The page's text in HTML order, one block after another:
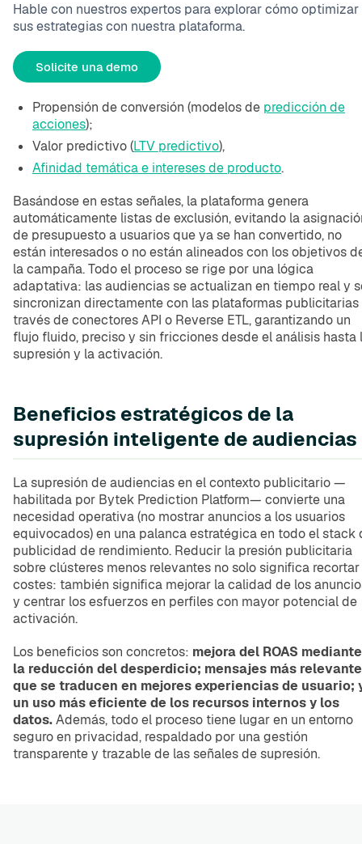
Hable con nuestros expertos para explorar cómo optimizar
sus estrategias con nuestra plataforma.
Solicite una demo
Propensión de conversión (modelos de predicción de
acciones);
Valor predictivo (LTV predictivo),
Afinidad temática e intereses de producto.
Basándose en estas señales, la plataforma genera
automáticamente listas de exclusión, evitando la
de presupuesto a usuarios que ya se han convertido, no
están interesados o no están alineados con los objetivos
la campaña. Todo el proceso se rige por una lógica
adaptativa: las audiencias se actualizan en tiempo real y
sincronizan directamente con las plataformas publicitarias
través de conectores API o Reverse ETL, garantizando un
flujo fluido, preciso y sin fricciones desde el análisis hasta
supresión y la activación.
Beneficios estratégicos de la
supresión inteligente de audiencias
La supresión de audiencias en el contexto publicitario —
habilitada por Bytek Prediction Platform— convierte una
necesidad operativa (no mostrar anuncios a los usuarios
equivocados) en una palanca estratégica en todo el stack
publicidad de rendimiento. Reducir la presión publicitaria
sobre clústeres menos relevantes no solo significa recortar
costes: también significa mejorar la calidad de los
y centrar los esfuerzos en perfiles con mayor potencial de
activación.
Los beneficios son concretos: mejora del ROAS mediante
la reducción del desperdicio; mensajes más
que se traducen en mejores experiencias de usuario;
un uso más eficiente de los recursos internos y los
datos.Además, todo el proceso tiene lugar en un entorno
seguro en privacidad, respaldado por una gestión
transparente y trazable de las señales de supresión.